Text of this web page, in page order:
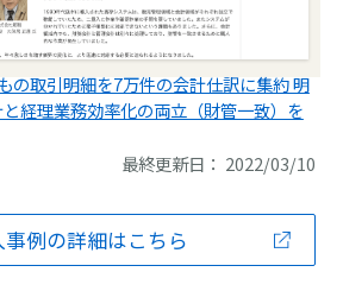
の取引明細を7万件の会計仕訳に集約 明
経理業務効率化の両立（財管一致）を
最終更新日： 2022/03/10
例の詳細はこちら